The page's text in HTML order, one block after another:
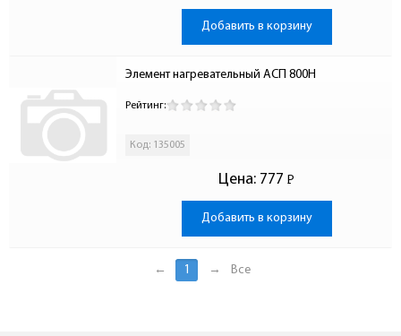
Добавить в корзину
Элемент нагревательный АСП 800Н
Рейтинг:
Код: 135005
Цена: 777 Р
-
Добавить в корзину
← 1 → Все